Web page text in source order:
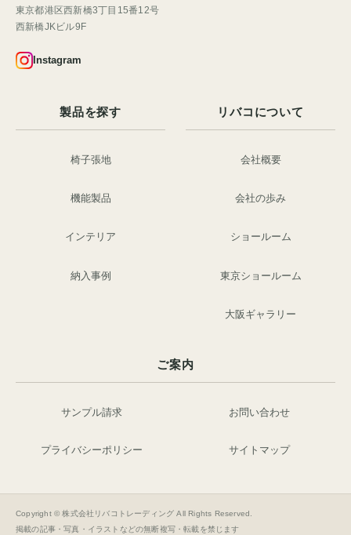
東京都港区西新橋3丁目15番12号
西新橋JKビル9F
Instagram
製品を探す
椅子張地
機能製品
インテリア
納入事例
リバコについて
会社概要
会社の歩み
ショールーム
東京ショールーム
大阪ギャラリー
ご案内
サンプル請求 お問い合わせ
プライバシーポリシー サイトマップ
Copyright © 株式会社リバコトレーディング All Rights Reserved.
掲載の記事・写真・イラストなどの無断複写・転載を禁じます